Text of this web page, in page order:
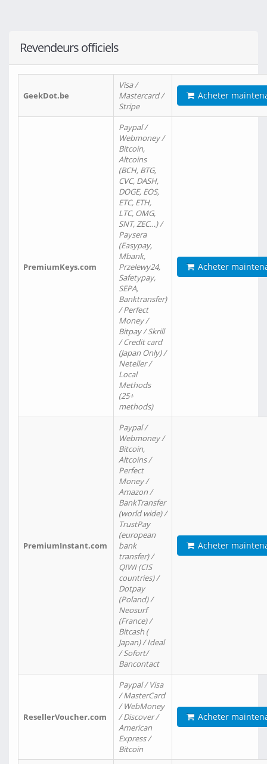
Revendeurs officiels
GeekDot.be
Visa /
Mastercard /
Stripe
Acheter
PremiumKeys.com
Paypal /
Webmoney /
Bitcoin,
Altcoins
(BCH, BTG,
CVC, DASH,
DOGE, EOS,
ETC, ETH,
LTC, OMG,
SNT, ZEC…) /
Paysera
(Easypay,
Mbank,
Przelewy24,
Safetypay,
SEPA,
Banktransfer)
/ Perfect
Money /
Bitpay / Skrill
/ Credit card
(Japan Only) /
Neteller /
Local
Methods
(25+
methods)
Acheter
PremiumInstant.com
Paypal /
Webmoney /
Bitcoin,
Altcoins /
Perfect
Money /
Amazon /
BankTransfer
(world wide) /
TrustPay
(european
bank
transfer) /
QIWI (CIS
countries) /
Dotpay
(Poland) /
Neosurf
(France) /
Bitcash (
Japan) / Ideal
/ Sofort/
Bancontact
Acheter
ResellerVoucher.com
Paypal / Visa
/ MasterCard
/ WebMoney
/ Discover /
American
Express /
Bitcoin
Acheter